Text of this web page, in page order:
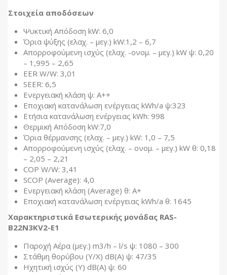
Στοιχεία αποδόσεων
Ψυκτική Απόδοση kW: 6,0
Όρια ψύξης (ελαχ. – μεγ.) kW:1,2 – 6,7
Απορροφούμενη ισχύς (ελαχ. -ονομ. – μεγ.) kW ψ: 0,20
– 1,995 – 2,65
EER W/W: 3,01
SEER: 6,5
Ενεργειακή κλάση ψ: A++
Εποχιακή κατανάλωση ενέργειας kWh/a ψ:323
Ετήσια κατανάλωση ενέργειας kWh: 998
Θερμική Απόδοση kW:7,0
Όρια θέρμανσης (ελαχ. – μεγ.) kW: 1,0 – 7,5
Απορροφούμενη ισχύς (ελαχ. – ονομ. – μεγ.) kW θ: 0,18
– 2,05 – 2,21
COP W/W: 3,41
SCOP (Average): 4,0
Ενεργειακή κλάση (Average) θ: A+
Εποχιακή κατανάλωση ενέργειας kWh/a θ: 1645
Χαρακτηριστικά Εσωτερικής μονάδας RAS-
B22N3KV2-E1
Παροχή Αέρα (μεγ.) m3/h – l/s ψ: 1080 – 300
Στάθμη θορύβου (Υ/Χ) dB(A) ψ: 47/35
Ηχητική ισχύς (Υ) dB(A) ψ: 60